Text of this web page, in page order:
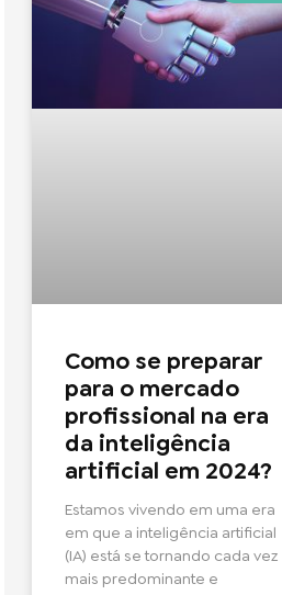
Como se preparar
para o mercado
profissional na era
da inteligência
artificial em 2024?
Estamos vivendo em uma era
em que a inteligência artificial
(IA) está se tornando cada vez
mais predominante e